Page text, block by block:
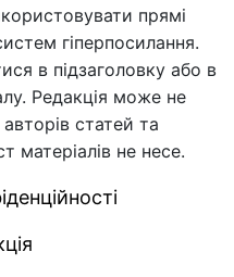
прямі
гіперпосилання.
в підзаголовку або в
Редакція може не
статей та
матеріалів не несе.